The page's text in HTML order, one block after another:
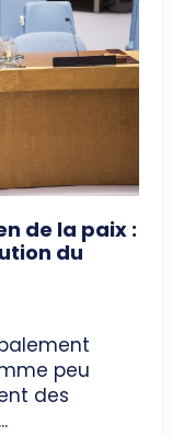
de la paix :
du
peu
des